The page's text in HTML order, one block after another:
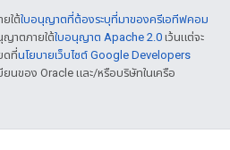
ใต้ใบอนุญาตที่ต้องระบุที่มาของครีเอทีฟคอม
ญาตภายใต้ใบอนุญาต Apache 2.0 เว้นแต่จะ
ดที่นโยบายเว็บไซต์ Google Developers
ยนของ Oracle และ/หรือบริษัทในเครือ